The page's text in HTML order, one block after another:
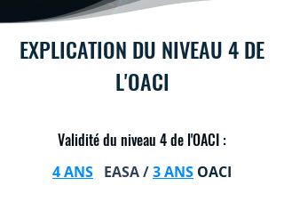
EXPLICATION DU NIVEAU 4 DE
L'OACI
Validité du niveau 4 de l'OACI :
4 ANS EASA /3 ANS OACI